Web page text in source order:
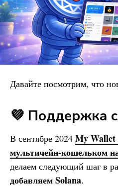
Давайте посмотрим, что
💜 Поддержка
В сентябре 2024 My Wallet
мультичейн-кошельком
делаем следующий шаг в
добавляем Solana.